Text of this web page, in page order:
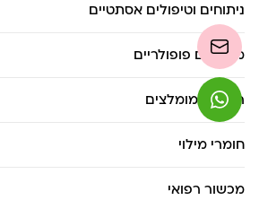
ניתוחים וטיפולים אסתטיים
מדריכים פופולריים
רופאים מומלצים
חומרי מילוי
מכשור רפואי